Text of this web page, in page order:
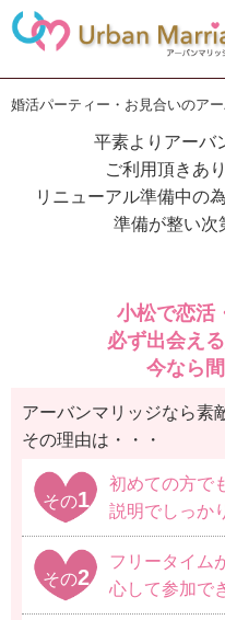
婚活パーティー・お見合いのア
平素よりアーバ
ご利用頂きあ
リニューアル準備中の
準備が整い次
小松で恋活
必ず出会え
今なら
アーバンマリッジなら素
その理由は・・・
その1
初めての方で
説明でしっか
その2
フリータイム
心して参加で